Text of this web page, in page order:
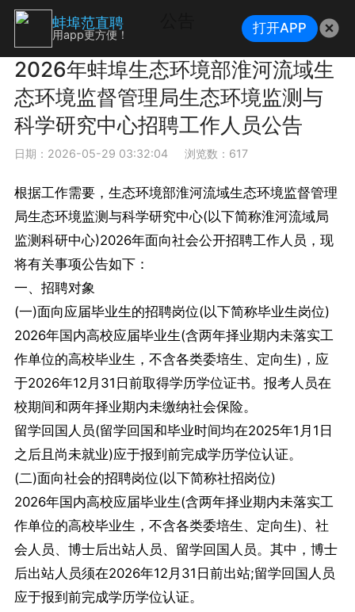
2026年蚌埠生态环境部淮河流域生
态环境监督管理局生态环境监测与
科学研究中心招聘工作人员公告
日期：2026-05-29 03:32:04浏览数：617
根据工作需要，生态环境部淮河流域生态环境监督管理
局生态环境监测与科学研究中心(以下简称淮河流域局
监测科研中心)2026年面向社会公开招聘工作人员，现
将有关事项公告如下：
一、招聘对象
(一)面向应届毕业生的招聘岗位(以下简称毕业生岗位)
2026年国内高校应届毕业生(含两年择业期内未落实工
作单位的高校毕业生，不含各类委培生、定向生)，应
于2026年12月31日前取得学历学位证书。报考人员在
校期间和两年择业期内未缴纳社会保险。
留学回国人员(留学回国和毕业时间均在2025年1月1日
之后且尚未就业)应于报到前完成学历学位认证。
(二)面向社会的招聘岗位(以下简称社招岗位)
2026年国内高校应届毕业生(含两年择业期内未落实工
作单位的高校毕业生，不含各类委培生、定向生)、社
会人员、博士后出站人员、留学回国人员。其中，博士
后出站人员须在2026年12月31日前出站;留学回国人员
应于报到前完成学历学位认证。
蚌埠范直聘
用app更方便！ 打开APP